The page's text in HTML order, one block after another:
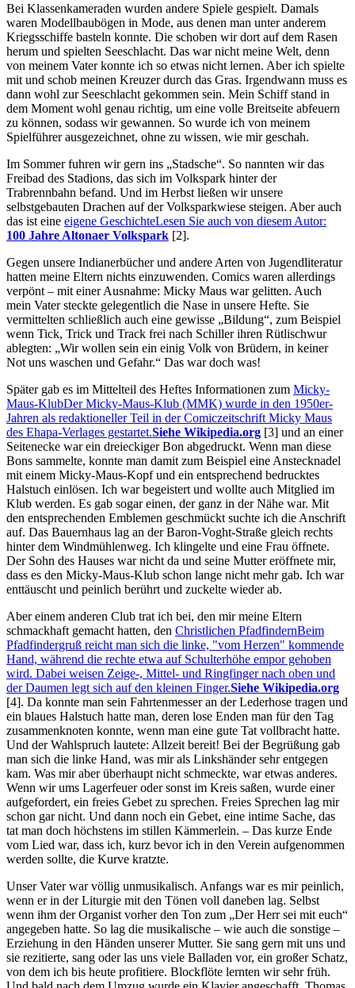
Bei Klassenkameraden wurden andere Spiele gespielt. Damals
waren Modellbaubögen in Mode, aus denen man unter anderem
Kriegsschiffe basteln konnte. Die schoben wir dort auf dem Rasen
herum und spielten Seeschlacht. Das war nicht meine Welt, denn
von meinem Vater konnte ich so etwas nicht lernen. Aber ich spielte
mit und schob meinen Kreuzer durch das Gras. Irgendwann muss es
dann wohl zur Seeschlacht gekommen sein. Mein Schiff stand in
dem Moment wohl genau richtig, um eine volle Breitseite abfeuern
zu können, sodass wir gewannen. So wurde ich von meinem
Spielführer ausgezeichnet, ohne zu wissen, wie mir geschah.
Im Sommer fuhren wir gern ins
Stadsche . So nannten wir das
Freibad des Stadions, das sich im Volkspark hinter der
Trabrennbahn befand. Und im Herbst ließen wir unsere
selbstgebauten Drachen auf der Volksparkwiese steigen. Aber auch
das ist eine eigene GeschichteLesen Sie auch von diesem Autor:
100 Jahre Altonaer Volkspark [2].
Gegen unsere Indianerbücher und andere Arten von Jugendliteratur
hatten meine Eltern nichts einzuwenden. Comics waren allerdings
verpönt – mit einer Ausnahme: Micky Maus war gelitten. Auch
mein Vater steckte gelegentlich die Nase in unsere Hefte. Sie
vermittelten schließlich auch eine gewisse
Bildung , zum Beispiel
wenn Tick, Trick und Track frei nach Schiller ihren Rütlischwur
ablegten:
Wir wollen sein ein einig Volk von Brüdern, in keiner
Not uns waschen und Gefahr.
Das war doch was!
Später gab es im Mittelteil des Heftes Informationen zum Micky-
Maus-KlubDer Micky-Maus-Klub (MMK) wurde in den 1950er-
Jahren als redaktioneller Teil in der Comiczeitschrift Micky Maus
des Ehapa-Verlages gestartet.Siehe Wikipedia.org [3] und an einer
Seitenecke war ein dreieckiger Bon abgedruckt. Wenn man diese
Bons sammelte, konnte man damit zum Beispiel eine Anstecknadel
mit einem Micky-Maus-Kopf und ein entsprechend bedrucktes
Halstuch einlösen. Ich war begeistert und wollte auch Mitglied im
Klub werden. Es gab sogar einen, der ganz in der Nähe war. Mit
den entsprechenden Emblemen geschmückt suchte ich die Anschrift
auf. Das Bauernhaus lag an der Baron-Voght-Straße gleich rechts
hinter dem Windmühlenweg. Ich klingelte und eine Frau öffnete.
Der Sohn des Hauses war nicht da und seine Mutter eröffnete mir,
dass es den Micky-Maus-Klub schon lange nicht mehr gab. Ich war
enttäuscht und peinlich berührt und zuckelte wieder ab.
Aber einem anderen Club trat ich bei, den mir meine Eltern
schmackhaft gemacht hatten, den Christlichen PfadfindernBeim
Pfadfindergruß reicht man sich die linke, "vom Herzen" kommende
Hand, während die rechte etwa auf Schulterhöhe empor gehoben
wird. Dabei weisen Zeige-, Mittel- und Ringfinger nach oben und
der Daumen legt sich auf den kleinen Finger.Siehe Wikipedia.org
[4]. Da konnte man sein Fahrtenmesser an der Lederhose tragen und
ein blaues Halstuch hatte man, deren lose Enden man für den Tag
zusammenknoten konnte, wenn man eine gute Tat vollbracht hatte.
Und der Wahlspruch lautete: Allzeit bereit! Bei der Begrüßung gab
man sich die linke Hand, was mir als Linkshänder sehr entgegen
kam. Was mir aber überhaupt nicht schmeckte, war etwas anderes.
Wenn wir ums Lagerfeuer oder sonst im Kreis saßen, wurde einer
aufgefordert, ein freies Gebet zu sprechen. Freies Sprechen lag mir
schon gar nicht. Und dann noch ein Gebet, eine intime Sache, das
tat man doch höchstens im stillen Kämmerlein. – Das kurze Ende
vom Lied war, dass ich, kurz bevor ich in den Verein aufgenommen
werden sollte, die Kurve kratzte.
Unser Vater war völlig unmusikalisch. Anfangs war es mir peinlich,
wenn er in der Liturgie mit den Tönen voll daneben lag. Selbst
wenn ihm der Organist vorher den Ton zum
Der Herr sei mit euch
angegeben hatte. So lag die musikalische – wie auch die sonstige –
Erziehung in den Händen unserer Mutter. Sie sang gern mit uns und
sie rezitierte, sang oder las uns viele Balladen vor, ein großer Schatz,
von dem ich bis heute profitiere. Blockflöte lernten wir sehr früh.